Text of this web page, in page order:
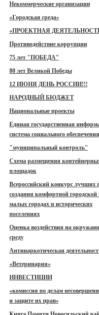
Некоммерческие организации
«Городская среда»
«ПРОЕКТНАЯ
Противодействие коррупции
75 лет "ПОБЕДА"
80 лет Великой Победы
12 ИЮНЯ ДЕНЬ РОССИИ!!!
НАРОДНЫЙ БЮДЖЕТ
Национальные проекты
Единая государственная
система социального обеспечения
"муниципальный контроль"
Схема размещения
площадок
Всероссийский конкурс лучших
создания комфортной городской
малых городах и исторических
поселениях
Оценка воздействия на
среду
Антинаркотическая
«Ветеринария»
ИНВЕСТИЦИИ
«комиссия по делам
и защите их прав»